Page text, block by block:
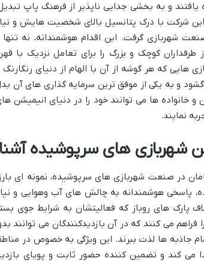
یافتند و به بخشی جدایی ناپذیر از فرهنگ پاپ
شرکت با درک پتانسیل بالای شخصیت هایش و
شهربازی گرفت. این اقدام هوشمندانه، نه
طرفداران کوچک و بزرگ را برای تعامل نزدیک با
هایی که هر گوشه از آن با الهام از دنیای
و به یکی از موفق ترین سرمایه گذاری های آن
و خانواده ها می توانند خود را در دنیای انیمیشن
نمایند.
شهربازی های سرپوشیده
در صنعت شهربازی های سرپوشیده، نمونه ای
پاسخی هوشمندانه به چالش های آب وهوایی و
های روباز که فعالیتشان به شرایط جوی
می کنند که در آن بازدیدکنندگان می توانند بدون
جاذبه ها لذت ببرند. این ویژگی به خصوص در
می کند و تضمین کننده حضور ثابت و پویای